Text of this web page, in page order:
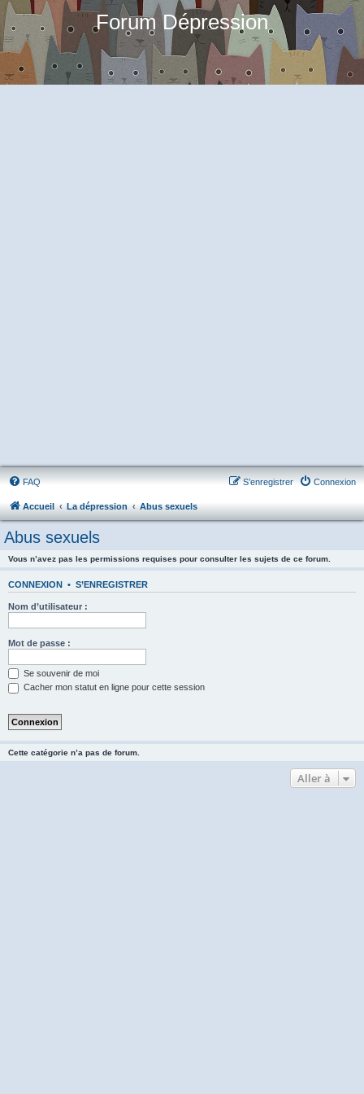
Forum Dépression
FAQ Connexion
S’enregistrer
Accueil La dépression Abus sexuels
Abus sexuels
Vous n’avez pas les permissions requises pour consulter les sujets de ce forum.
CONNEXION • S’ENREGISTRER
Nom d’utilisateur :
Mot de passe :
Se souvenir de moi
Cacher mon statut en ligne pour cette session
Cette catégorie n’a pas de forum.
Aller à